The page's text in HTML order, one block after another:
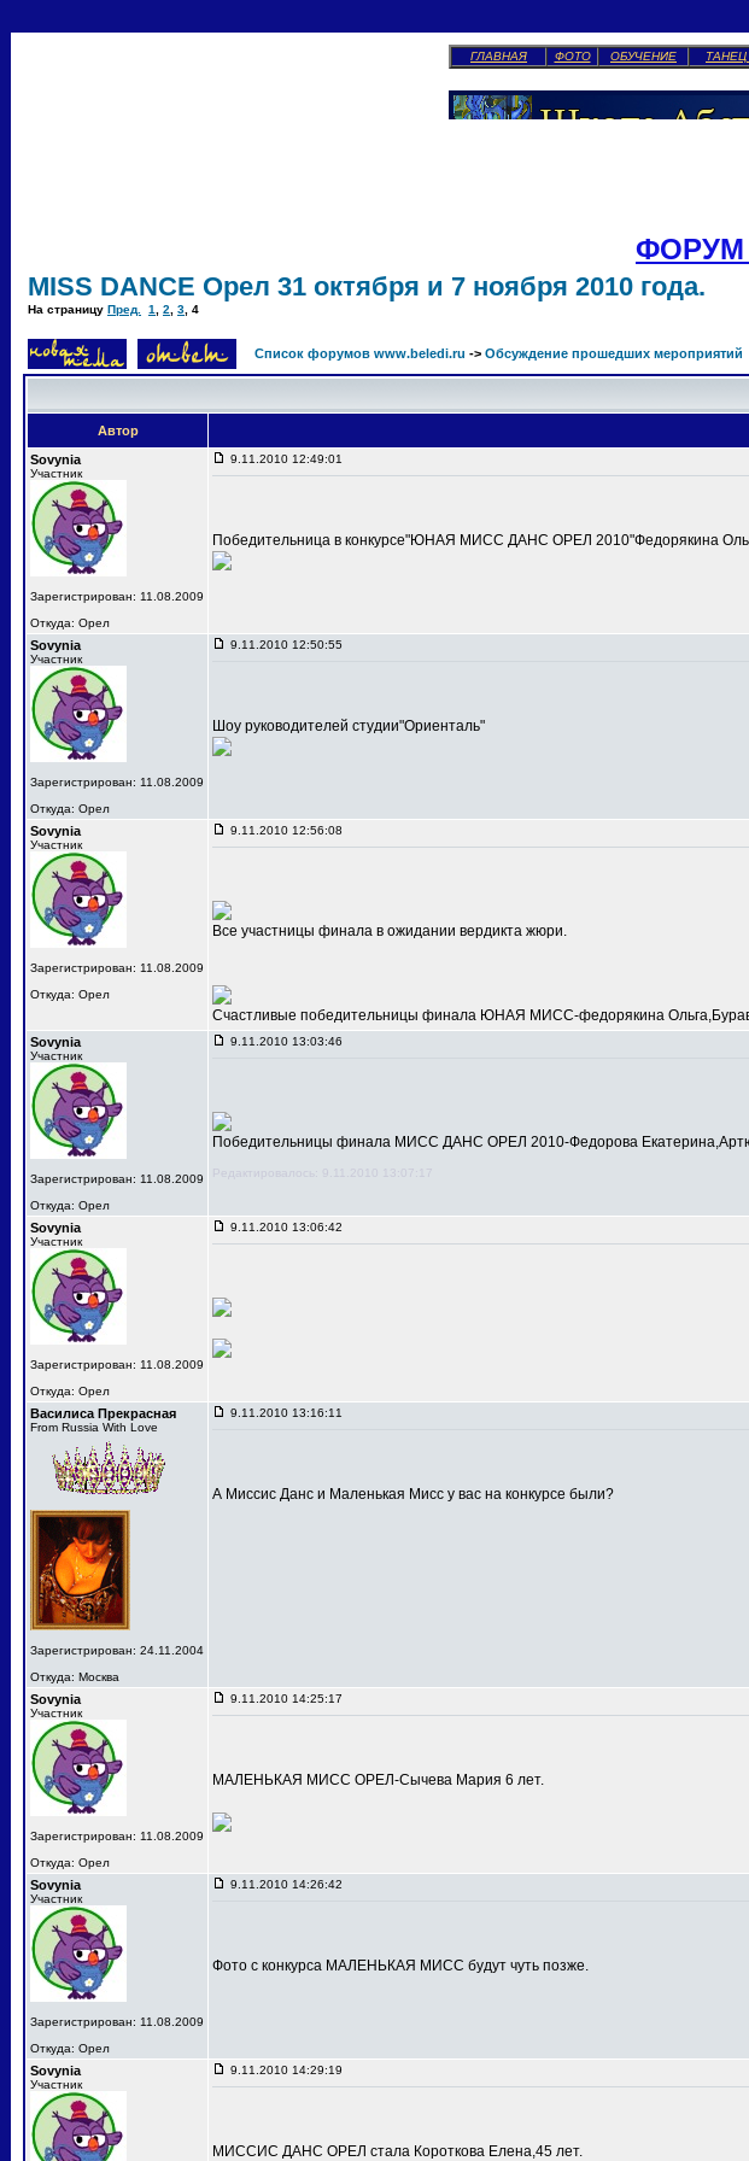
ГЛАВНАЯ ФОТО ОБУЧЕНИЕ
ФОРУМ
MISS DANCE Орел 31 октября и 7 ноября 2010 года.
На страницу Пред. 1 2 3 4
Список форумов www.beledi.ru -> Обсуждение прошедших мероприятий
Автор
Sovynia
Участник
Зарегистрирован: 11.08.2009
Откуда: Орел
9.11.2010 12:49:01
Победительница в конкурсе"ЮНАЯ МИСС ДАНС ОРЕЛ 2010"Федорякина
Sovynia
Участник
Зарегистрирован: 11.08.2009
Откуда: Орел
9.11.2010 12:50:55
Шоу руководителей студии"Ориенталь"
Sovynia
Участник
Зарегистрирован: 11.08.2009
Откуда: Орел
9.11.2010 12:56:08
Все участницы финала в ожидании вердикта жюри.
Счастливые победительницы финала ЮНАЯ МИСС-федорякина
Sovynia
Участник
Зарегистрирован: 11.08.2009
Откуда: Орел
9.11.2010 13:03:46
Победительницы финала МИСС ДАНС ОРЕЛ 2010-Федорова
Редактировалось: 9.11.2010 13:07:17
Sovynia
Участник
Зарегистрирован: 11.08.2009
Откуда: Орел
9.11.2010 13:06:42
Василиса Прекрасная
From Russia With Love
Зарегистрирован: 24.11.2004
Откуда: Москва
9.11.2010 13:16:11
А Миссис Данс и Маленькая Мисс у вас на конкурсе были?
Sovynia
Участник
Зарегистрирован: 11.08.2009
Откуда: Орел
9.11.2010 14:25:17
МАЛЕНЬКАЯ МИСС ОРЕЛ-Сычева Мария 6 лет.
Sovynia
Участник
Зарегистрирован: 11.08.2009
Откуда: Орел
9.11.2010 14:26:42
Фото с конкурса МАЛЕНЬКАЯ МИСС будут чуть позже.
Sovynia
Участник
9.11.2010 14:29:19
МИССИС ДАНС ОРЕЛ стала Короткова Елена,45 лет.